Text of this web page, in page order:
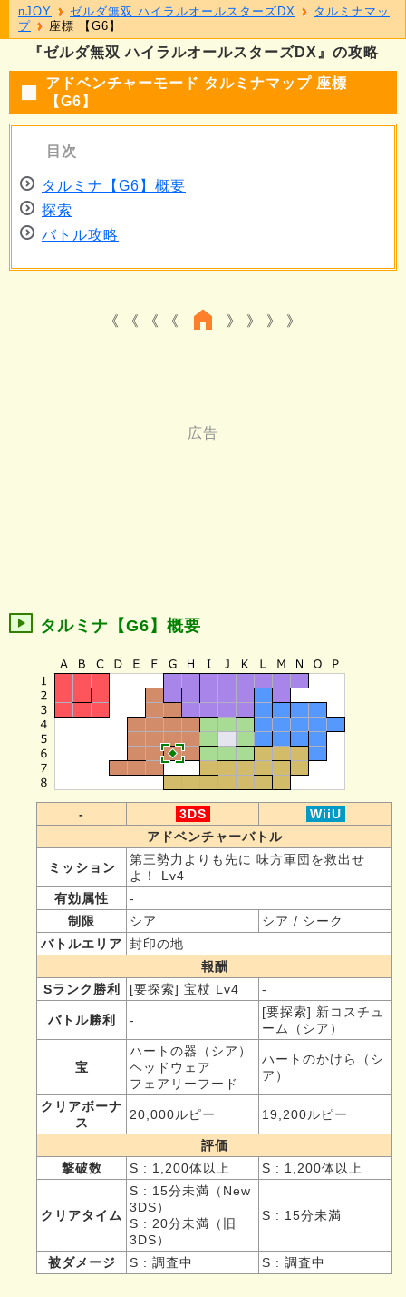
『ゼルダ無双 ハイラルオールスターズDX』の攻略
アドベンチャーモード タルミナマップ 座標
【G6】
タルミナ【G6】概要
探索
バトル攻略
《 《 《 》 》 》
タルミナ【G6】概要
- 3DS
WiiU
アドベンチャーバトル
ミッション
第三勢力よりも先に 味方軍団を救出せ
よ！ Lv4
有効属性
-
制限
シア
シア / シーク
バトルエリア 封印の地
報酬
Sランク勝利
[要探索] 宝杖 Lv4 -
バトル勝利 -
[要探索] 新コスチュ
ーム（シア）
宝
ハートの器（シア）
ヘッドウェア
フェアリーフード
ハートのかけら（シ
ア）
クリアボーナ
ス
20,000ルピー 19,200ルピー
評価
撃破数
S : 1,200体以上 S : 1,200体以上
クリアタイム
S : 15分未満（New
3DS）
S : 20分未満（旧
3DS）
S : 15分未満
被ダメージ S : 調査中 S : 調査中
nJOY ゼルダ無双 ハイラルオールスターズDX
タルミナマッ
プ
座標 【G6】